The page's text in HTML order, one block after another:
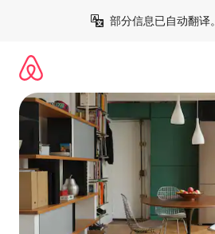
部分信息已自动翻译。